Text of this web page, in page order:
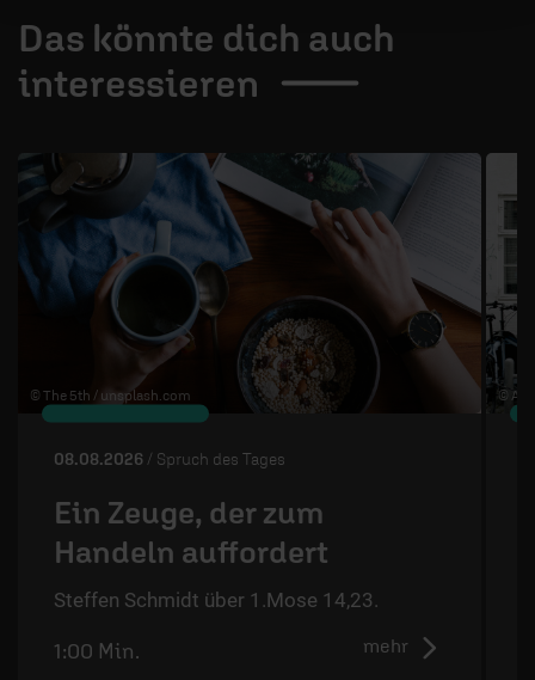
Das könnte dich auch
interessieren
© The 5th / unsplash.com
08.08.2026 / Spruch des Tages
Ein Zeuge, der zum
Handeln auffordert
Steffen Schmidt über 1.Mose 14,23.
mehr
1:00 Min.
©